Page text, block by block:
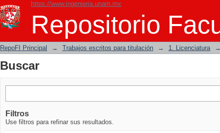
https://www.ingenieria.unam.mx
Repositorio
Buscar
RepoFI Principal → Trabajos escritos para titulación → 1. Licenciatura
Buscar
Filtros
Use filtros para refinar sus resultados.